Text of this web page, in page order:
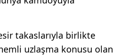
takaslarıyla birlikte
uzlaşma konusu olan